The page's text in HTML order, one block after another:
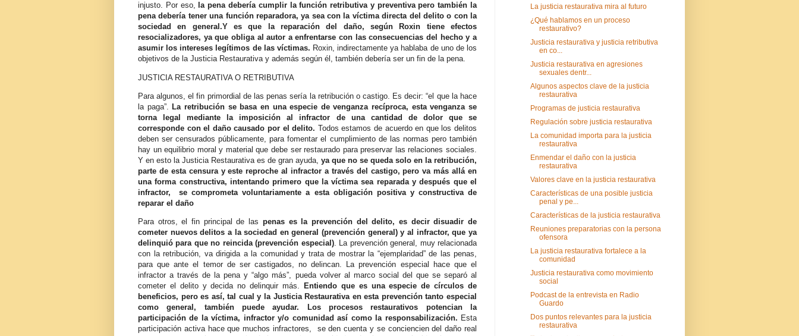
injusto. Por eso, la pena debería cumplir la función retributiva y preventiva pero también la
pena debería tener una función reparadora, ya sea con la víctima directa del delito o con la
sociedad en general.Y es que la reparación del daño, según Roxin tiene efectos
resocializadores, ya que obliga al autor a enfrentarse con las consecuencias del hecho y a
asumir los intereses legítimos de las víctimas. Roxin, indirectamente ya hablaba de uno de los
objetivos de la Justicia Restaurativa y además según él, también debería ser un fin de la pena.
JUSTICIA RESTAURATIVA O RETRIBUTIVA
Para algunos, el fin primordial de las penas sería la retribución o castigo. Es decir: “el que la hace
la paga”.
La retribución se basa en una especie de venganza recíproca, esta venganza se
torna legal mediante la imposición al infractor de una cantidad de dolor que se
corresponde con el daño causado por el delito. Todos estamos de acuerdo en que los delitos
deben ser censurados públicamente, para fomentar el cumplimiento de las normas pero también
hay un equilibrio moral y material que debe ser restaurado para preservar las relaciones sociales.
Y en esto la Justicia Restaurativa es de gran ayuda, ya que no se queda solo en la retribución,
parte de esta censura y este reproche al infractor a través del castigo, pero va más allá en
una forma constructiva, intentando primero que la víctima sea reparada y después que el
infractor, se comprometa voluntariamente a esta obligación positiva y constructiva de
reparar el daño
Para otros, el fin principal de las penas es la prevención del delito, es decir disuadir de
cometer nuevos delitos a la sociedad en general (prevención general) y al infractor, que ya
delinquió para que no reincida (prevención especial). La prevención general, muy relacionada
con la retribución, va dirigida a la comunidad y trata de mostrar la “ejemplaridad” de las penas,
para que ante el temor de ser castigados, no delincan. La prevención especial hace que el
infractor a través de la pena y “algo más”, pueda volver al marco social del que se separó al
cometer el delito y decida no delinquir más.
Entiendo que es una especie de círculos de
beneficios, pero es así, tal cual y la Justicia Restaurativa en esta prevención tanto especial
como general, también puede ayudar. Los procesos restaurativos potencian la
participación de la víctima, infractor y/o comunidad así como la responsabilización. Esta
participación activa hace que muchos infractores, se den cuenta y se conciencien del daño real
La justicia restaurativa mira al futuro
¿Qué hablamos en un proceso
restaurativo?
Justicia restaurativa y justicia retributiva
en co...
Justicia restaurativa en agresiones
sexuales dentr...
Algunos aspectos clave de la justicia
restaurativa
Programas de justicia restaurativa
Regulación sobre justicia restaurativa
La comunidad importa para la justicia
restaurativa
Enmendar el daño con la justicia
restaurativa
Valores clave en la justicia restaurativa
Características de una posible justicia
penal y pe...
Características de la justicia restaurativa
Reuniones preparatorias con la persona
ofensora
La justicia restaurativa fortalece a la
comunidad
Justicia restaurativa como movimiento
social
Podcast de la entrevista en Radio
Guardo
Dos puntos relevantes para la justicia
restaurativa